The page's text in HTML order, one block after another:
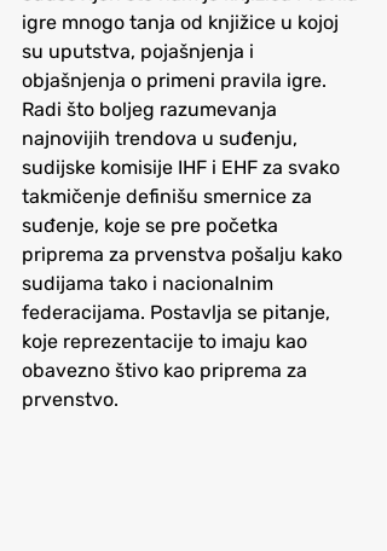
igre mnogo tanja od knjižice u kojoj
su uputstva, pojašnjenja i
objašnjenja o primeni pravila igre.
Radi što boljeg razumevanja
najnovijih trendova u suđenju,
sudijske komisije IHF i EHF za svako
takmičenje definišu smernice za
suđenje, koje se pre početka
priprema za prvenstva pošalju kako
sudijama tako i nacionalnim
federacijama. Postavlja se pitanje,
koje reprezentacije to imaju kao
obavezno štivo kao priprema za
prvenstvo.